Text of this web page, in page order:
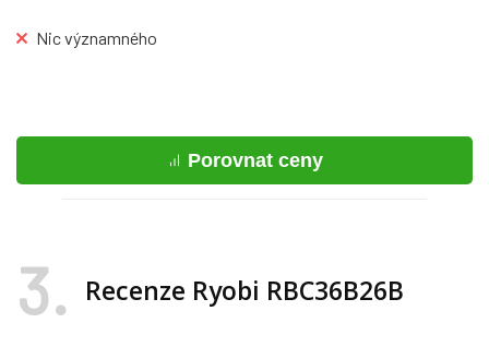
Nic významného
Porovnat ceny
3 Recenze Ryobi RBC36B26B